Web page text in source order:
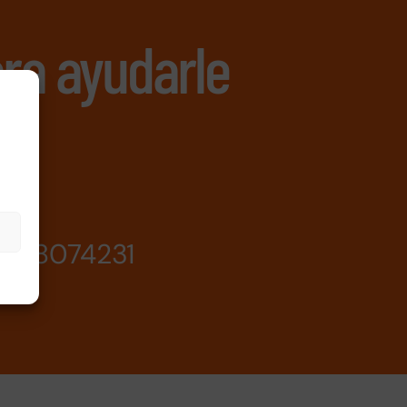
ayudarle